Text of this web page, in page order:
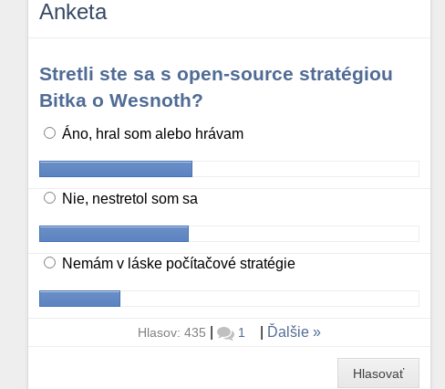
Anketa
Stretli ste sa s open-source stratégiou
Bitka o Wesnoth?
Áno, hral som alebo hrávam
Nie, nestretol som sa
Nemám v láske počítačové stratégie
Hlasov: 435 | 1 Ďalšie
Hlasovať